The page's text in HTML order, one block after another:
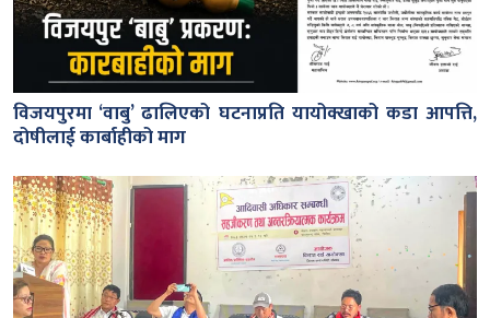
विजयपुरमा ‘वाबु’ ढालिएको घटनाप्रति यायोक्खाको कडा आपत्ति,
दोषीलाई कार्बाहीको माग